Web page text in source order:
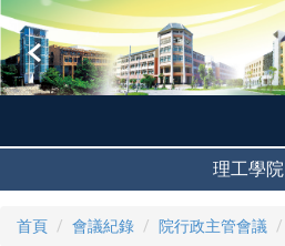
理工學院
首頁 會議紀錄 院行政主管會議